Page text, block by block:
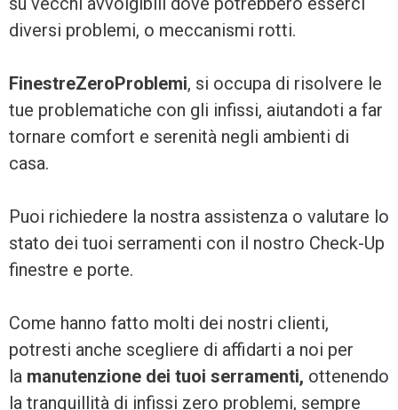
diversi problemi, o meccanismi rotti.
FinestreZeroProblemi, si occupa di risolvere le
tue problematiche con gli infissi, aiutandoti a far
tornare comfort e serenità negli ambienti di
casa.
Puoi richiedere la nostra assistenza o valutare lo
stato dei tuoi serramenti con il nostro Check-Up
finestre e porte.
Come hanno fatto molti dei nostri clienti,
potresti anche scegliere di affidarti a noi per
la manutenzione dei tuoi serramenti, ottenendo
la tranquillità di infissi zero problemi, sempre